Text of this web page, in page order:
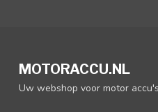
MOTORACCU.NL
Uw webshop voor motor accu's